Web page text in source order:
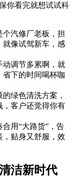
你看完就想试试科
汽修厂老板，担
就像试驾新车，感
调节多累啊，就
下的时间喝杯咖
绿色清洗方案，
，客户还觉得你有
用“大路货”，告
贴身又舒服，效
洁新时代